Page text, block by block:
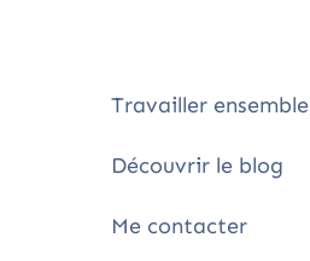
Travailler ensemble
Découvrir le blog
Me contacter